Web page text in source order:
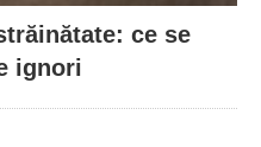
ce se
ignori